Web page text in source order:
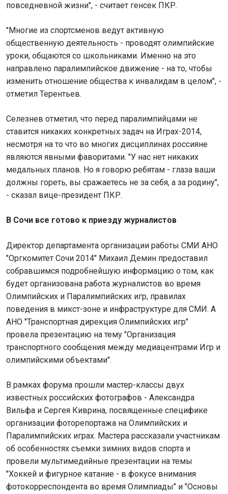
повседневной жизни", - считает генсек ПКР.
"Многие из спортсменов ведут активную
общественную деятельность - проводят олимпийские
уроки, общаются со школьниками. Именно на это
направлено паралимпийское движение - на то, чтобы
изменить отношение общества к инвалидам в целом", -
отметил Терентьев.
Селезнев отметил, что перед паралимпийцами не
ставится никаких конкретных задач на Играх-2014,
несмотря на то что во многих дисциплинах россияне
являются явными фаворитами. "У нас нет никаких
медальных планов. Но я говорю ребятам - глаза ваши
должны гореть, вы сражаетесь не за себя, а за родину",
- сказал вице-президент ПКР.
В Сочи все готово к приезду журналистов
Директор департамента организации работы СМИ АНО
"Оргкомитет Сочи 2014" Михаил Демин предоставил
собравшимся подробнейшую информацию о том, как
будет организована работа журналистов во время
Олимпийских и Паралимпийских игр, правилах
поведения в микст-зоне и инфраструктуре для СМИ. А
АНО "Транспортная дирекция Олимпийских игр"
провела презентацию на тему "Организация
транспортного сообщения между медиацентрами Игр и
олимпийскими объектами".
В рамках форума прошли мастер-классы двух
известных российских фотографов - Александра
Вильфа и Сергея Киврина, посвященные специфике
организации фоторепортажа на Олимпийских и
Паралимпийских играх. Мастера рассказали участникам
об особенностях съемки зимних видов спорта и
провели мультимедийные презентации на темы
"Хоккей и фигурное катание - в фокусе внимания
фотокорреспондента во время Олимпиады" и "Основы